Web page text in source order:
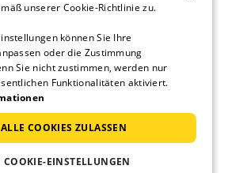
alle Rechte
unserer Cookie-Richtlinie zu.
können Sie Ihre
oder die Zustimmung
Sie nicht zustimmen, werden nur
Funktionalitäten aktiviert.
ALLE COOKIES ZULASSEN
COOKIE-EINSTELLUNGEN